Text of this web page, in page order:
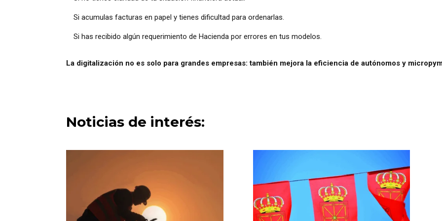
Si acumulas facturas en papel y tienes dificultad para ordenarlas.
Si has recibido algún requerimiento de Hacienda por errores en tus modelos.
La digitalización no es solo para grandes empresas: también mejora la eficiencia de autónomos y
Noticias de interés: